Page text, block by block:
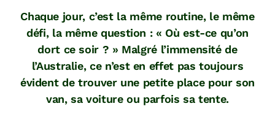
Chaque jour, c’est la même routine, le même
défi, la même question : « Où est-ce qu’on
dort ce soir ? » Malgré l’immensité de
l’Australie, ce n’est en effet pas toujours
évident de trouver une petite place pour son
van, sa voiture ou parfois sa tente.